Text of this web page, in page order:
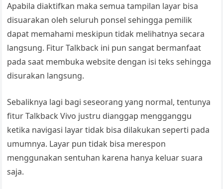
Apabila diaktifkan maka semua tampilan layar bisa
disuarakan oleh seluruh ponsel sehingga pemilik
dapat memahami meskipun tidak melihatnya secara
langsung. Fitur Talkback ini pun sangat bermanfaat
pada saat membuka website dengan isi teks sehingga
disurakan langsung.
Sebaliknya lagi bagi seseorang yang normal, tentunya
fitur Talkback Vivo justru dianggap mengganggu
ketika navigasi layar tidak bisa dilakukan seperti pada
umumnya. Layar pun tidak bisa merespon
menggunakan sentuhan karena hanya keluar suara
saja.